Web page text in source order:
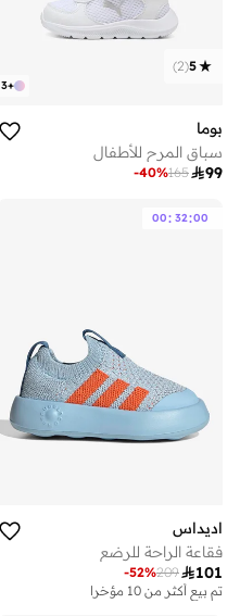
+
3
5
(
2
)
بوما
سباق المرح للأطفال
99
165
-40%
00: 32:00
اديداس
فقاعة الراحة للرضع
101
209
-52%
تم بيع أكثر من 10 مؤخرا